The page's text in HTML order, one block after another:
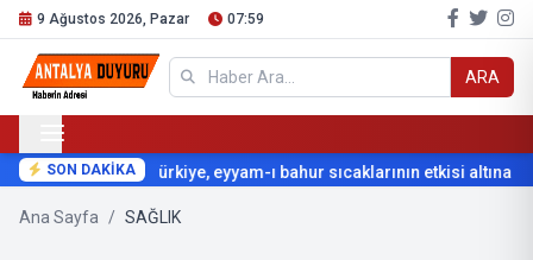
9 Ağustos 2026, Pazar 07:59
ARA
SON DAKİKATürkiye, eyyam-ı bahur sıcaklarının etkisi altına
Ana Sayfa / SAĞLIK